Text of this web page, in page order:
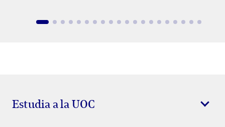
Estudia a la UOC